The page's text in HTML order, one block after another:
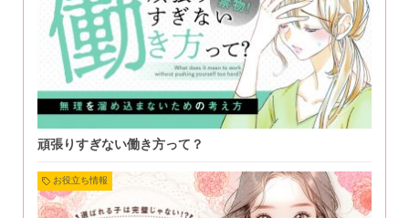
頑張りすぎない働き方って？
お役立ち情報